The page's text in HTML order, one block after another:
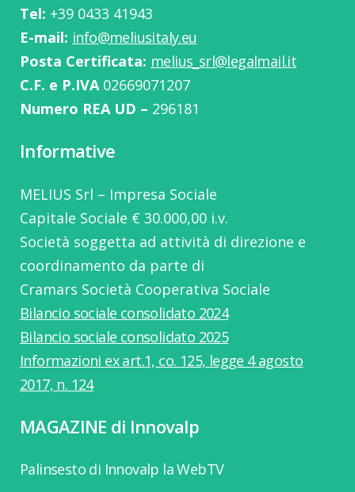
Tel: ‭+39 0433 41943
E-mail: info@meliusitaly.eu
Posta Certificata: melius_srl@legalmail.it
C.F. e P.IVA02669071207
Numero REA UD – 296181
Informative
MELIUS Srl – Impresa Sociale
Capitale Sociale € 30.000,00 i.v.
Società soggetta ad attività di direzione e
coordinamento da parte di
Cramars Società Cooperativa Sociale
Bilancio sociale consolidato 2024
Bilancio sociale consolidato 2025
Informazioni ex art.1, co. 125, legge 4 agosto
2017, n. 124
MAGAZINE di Innovalp
Palinsesto di Innovalp la WebTV